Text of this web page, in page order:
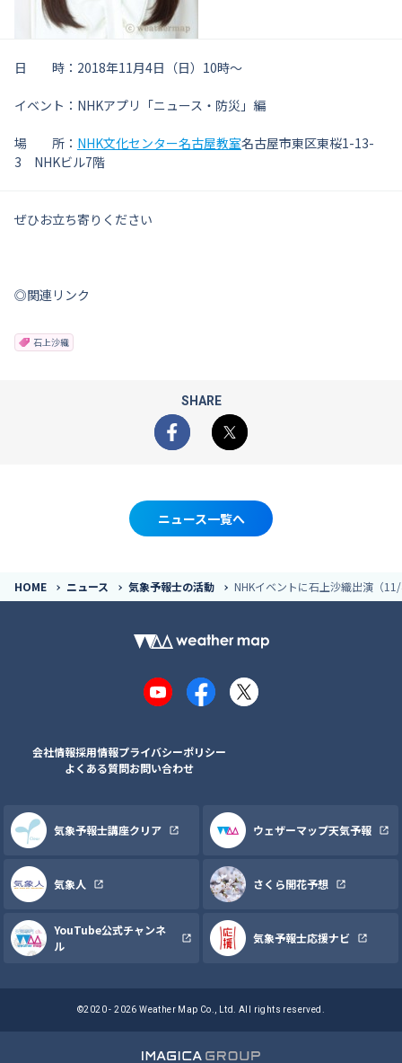
日 時：2018年11月4日（日）10時～
イベント：NHKアプリ「ニュース・防災」編
場 所： NHK文化センター名古屋教室名古屋市東区東桜1-13-
3 NHKビル7階
ぜひお立ち寄りください
◎関連リンク
石上沙織
SHARE
Facebook
X
ニュース一覧へ
HOME ニュース 気象予報士の活動 NHKイベントに石上沙織出演（
YouTubeFacebook
X
会社情報採用情報プライバシーポリシー
よくある質問お問い合わせ
気象予報士講座クリア ウェザーマップ天気予報
気象人 さくら開花予想
YouTube公式チャンネ
ル
気象予報士応援ナビ
©2020 - 2026 Weather Map Co., Ltd. All rights reserved.